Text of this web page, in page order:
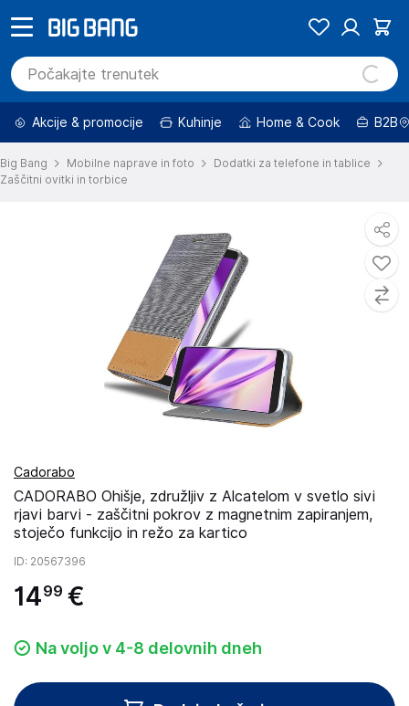
Akcije & promocije Kuhinje Home & Cook B2B
Big Bang Mobilne naprave in foto
Dodatki za telefone in tablice
Zaščitni ovitki in torbice
Cadorabo
CADORABO Ohišje, združljiv z Alcatelom v svetlo sivi
rjavi barvi - zaščitni pokrov z magnetnim zapiranjem,
stoječo funkcijo in režo za kartico
ID: 20567396
1499 €
Na voljo v 4-8 delovnih dneh